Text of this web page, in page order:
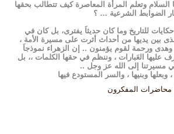
السلام وتعلم المرأة المعاصرة كيف تتطالب بحقها
الضوابط الشرعية … ؟
للتاريخ وما كان حديثاَ يفترى، بل كان في
بين يديها من أحداث أثرت على مسيرة الأمة ،
وهدى ورحمة لقوم يؤمنون .. إن الزهراء نموذجاَ
عليها العَبارات ، وننظم في حقها الكلمات ،، بل
مسيرتنا إلى الله عز وجل ..
وبعلها وبنيها ، والسر المستودع فيها
محاضرات المفكرون